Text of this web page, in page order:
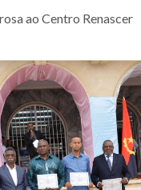
ao Centro Renascer